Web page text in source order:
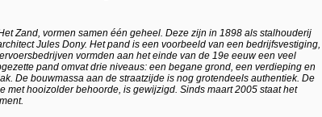
Zand, vormen samen één geheel. Deze zijn in 1898 als stalhouderij
Jules Dony. Het pand is een voorbeeld van een bedrijfsvestiging,
vormden aan het einde van de 19e eeuw een veel
pand omvat drie niveaus: een begane grond, een verdieping en
De bouwmassa aan de straatzijde is nog grotendeels authentiek. De
met hooizolder behoorde, is gewijzigd. Sinds maart 2005 staat het